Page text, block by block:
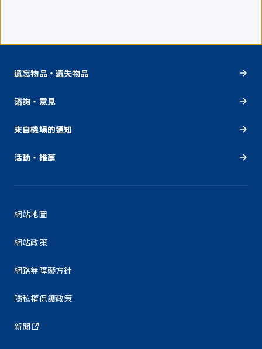
遺忘物品・遺失物品
谘詢・意見
來自機場的通知
活動・推薦
網站地圖
網站政策
網路無障礙方針
隱私權保護政策
新聞